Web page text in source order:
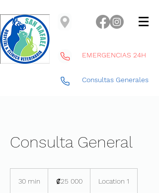
EMERGENCIAS 24H
Consultas Generales
Consulta General
30 min
costarricenses
₡25 000 Location 1